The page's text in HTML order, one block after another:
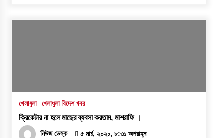
খেলাধুলা খেলাধুলা বিদেশ খবর
ক্রিকেটার না হলে মাছের ব্যবসা করতাম, মাশরাফি ।
নিউজ ডেস্ক ৫ মার্চ, ২০২০, ৮:৩১ অপরাহ্ন